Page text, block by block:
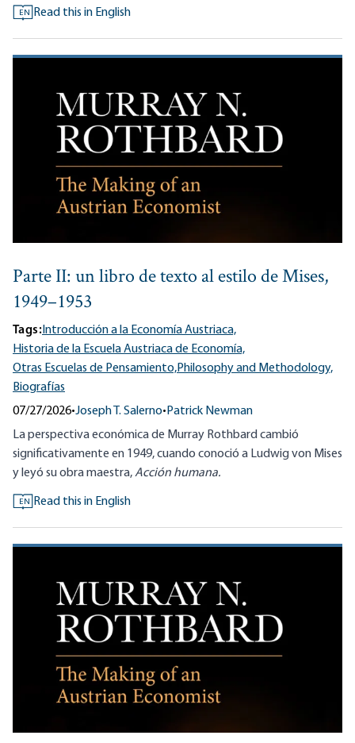
EN Read this in English
Parte II: un libro de texto al estilo de Mises,
1949–1953
Tags:Introducción a la Economía Austriaca,
Historia de la Escuela Austriaca de Economía,
Otras Escuelas de Pensamiento,Philosophy and Methodology,
Biografías
07/27/2026•Joseph T. Salerno•Patrick Newman
La perspectiva económica de Murray Rothbard cambió
significativamente en 1949, cuando conoció a Ludwig von Mises
y leyó su obra maestra,Acción humana.
EN Read this in English